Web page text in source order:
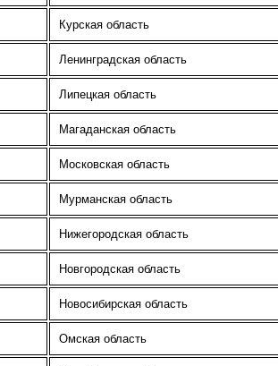
Курская область
Ленинградская область
Липецкая область
Магаданская область
Московская область
Мурманская область
Нижегородская область
Новгородская область
Новосибирская область
Омская область